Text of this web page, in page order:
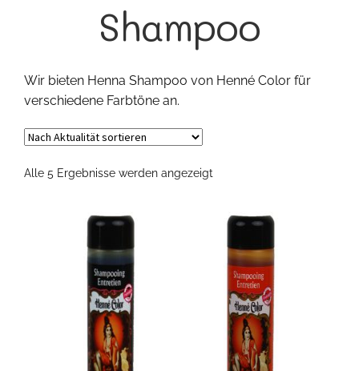
Shampoo
Wir bieten Henna Shampoo von Henné Color für
verschiedene Farbtöne an.
Alle 5 Ergebnisse werden angezeigt